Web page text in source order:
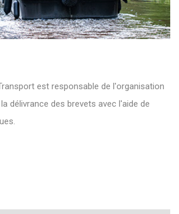
est responsable de l'organisation
délivrance des brevets avec l'aide de